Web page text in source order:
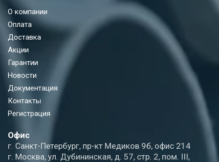
О компании
Оплата
Доставка
Акции
Гарантии
Новости
Документация
Контакты
Регистрация
Офис
г. Санкт-Петербург, пр-кт Медиков 9б, офис 214
г. Москва, ул. Дубининская, д. 57, стр. 2, пом. III,